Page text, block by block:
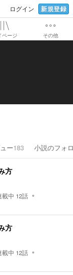
ログイン 新規登録
ページ その他
ー183 小説のフォ
方
載中 12話
方
載中 12話